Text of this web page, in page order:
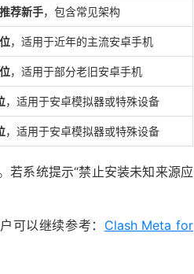
荐新手，包含常见架构
，适用于近年的主流安卓手机
，适用于部分老旧安卓手机
，适用于安卓模拟器或特殊设备
，适用于安卓模拟器或特殊设备
若系统提示“禁止安装未知来源应
可以继续参考： Clash Meta for